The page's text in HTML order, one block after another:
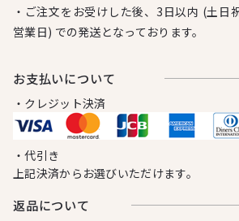
・ご注文をお受けした後、3日以内 (土日
営業日) での発送となっております。
お⽀払いについて
・クレジット決済
・代引き
上記決済からお選びいただけます。
返品について